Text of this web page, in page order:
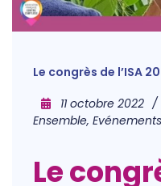
Le congrès de l’ISA
11 octobre 2022
Ensemble, Evénements
Le